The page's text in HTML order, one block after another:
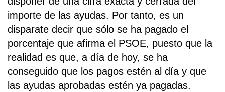
importe de las ayudas. Por tanto, es un
disparate decir que sólo se ha pagado el
porcentaje que afirma el PSOE, puesto que la
realidad es que, a día de hoy, se ha
conseguido que los pagos estén al día y que
las ayudas aprobadas estén ya pagadas.